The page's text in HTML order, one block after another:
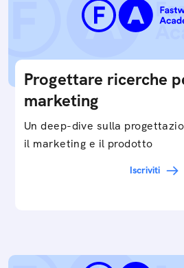
Progettare ricerche
marketing
Un deep-dive sulla
il marketing e il prodotto
Iscriviti